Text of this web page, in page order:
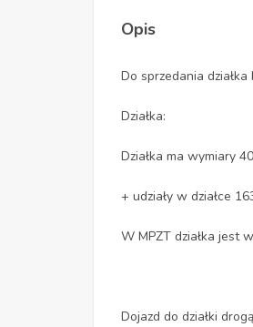
Opis
Do sprzedania
Działka:
Działka ma wymiary
+ udziały w działce
W MPZT działka jest
Dojazd do działki